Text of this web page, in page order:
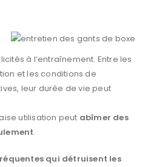
à l’entraînement. Entre les
et les conditions de
leur durée de vie peut
utilisation peut abîmer des
.
qui détruisent les